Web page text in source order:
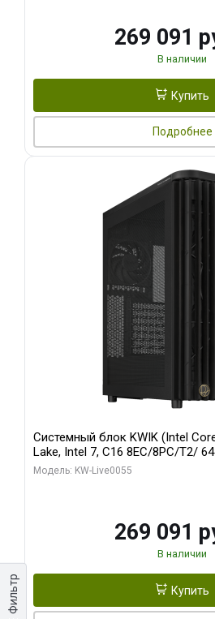
Фильтр
269 091
В наличии
Купить
Подробнее
Системный блок KWIK (Intel
Lake, Intel 7, C16 8EC/8PC/T2/
MSI RTX5080 SHADOW 3X OC
Модель: KW-Live0055
269 091
В наличии
Купить